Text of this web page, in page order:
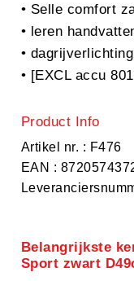
• Selle comfort
• leren
•
• [EXCL accu
Product Info
Artikel nr. : F476
EAN :
Belangrijkste
Sport zwart